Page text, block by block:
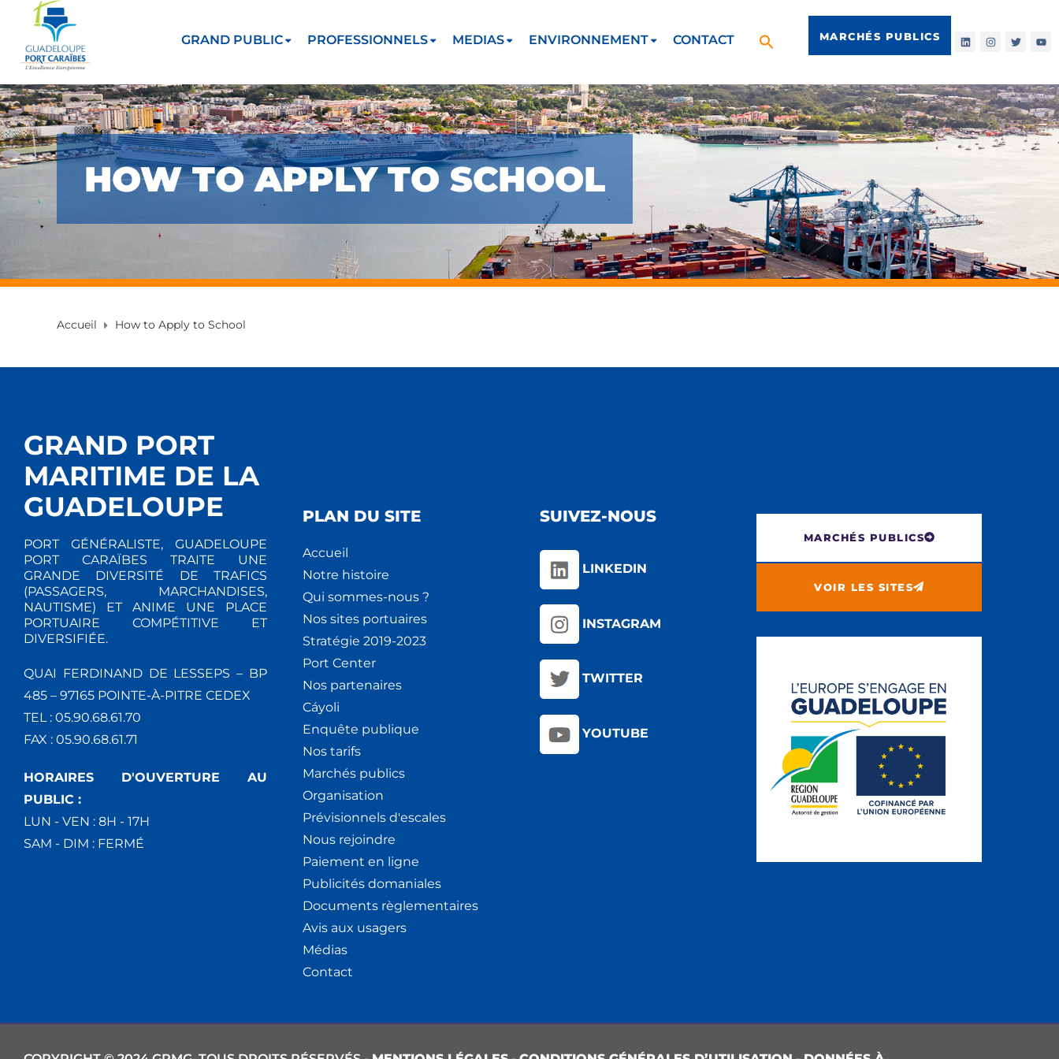
GRAND PUBLIC PROFESSIONNELS MEDIAS ENVIRONNEMENT CONTACT MARCHÉS PUBLICS
HOW TO APPLY TO SCHOOL
Accueil How to Apply to School
GRAND PORT
MARITIME DE LA
GUADELOUPE
PORT GÉNÉRALISTE, GUADELOUPE
PORT CARAÏBES TRAITE UNE
GRANDE DIVERSITÉ DE TRAFICS
(PASSAGERS, MARCHANDISES,
NAUTISME) ET ANIME UNE PLACE
PORTUAIRE COMPÉTITIVE ET
DIVERSIFIÉE.
QUAI FERDINAND DE LESSEPS – BP
485 – 97165 POINTE-À-PITRE CEDEX
TEL : 05.90.68.61.70
FAX : 05.90.68.61.71
HORAIRES D'OUVERTURE AU
PUBLIC :
LUN - VEN : 8H - 17H
SAM - DIM : FERMÉ
PLAN DU SITE
Accueil
Notre histoire
Qui sommes-nous ?
Nos sites portuaires
Stratégie 2019-2023
Port Center
Nos partenaires
Cáyoli
Enquête publique
Nos tarifs
Marchés publics
Organisation
Prévisionnels d'escales
Nous rejoindre
Paiement en ligne
Publicités domaniales
Documents règlementaires
Avis aux usagers
Médias
Contact
SUIVEZ-NOUS
LINKEDIN
INSTAGRAM
TWITTER
YOUTUBE
MARCHÉS PUBLICS
VOIR LES SITES